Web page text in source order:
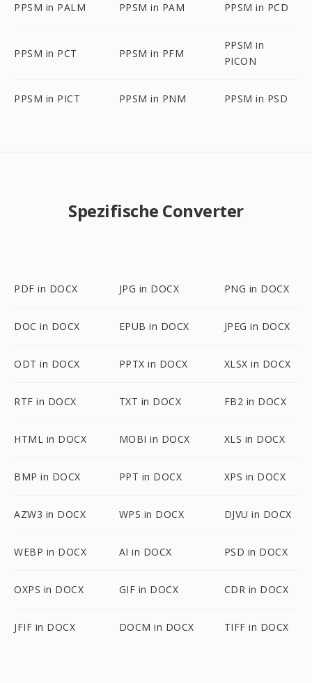
PPSM in PALM PPSM in PAM PPSM in PCD
PPSM in PCT PPSM in PFM
PPSM in
PICON
PPSM in PICT PPSM in PNM PPSM in PSD
Spezifische Converter
PDF in DOCX JPG in DOCX PNG in DOCX
DOC in DOCX EPUB in DOCX JPEG in DOCX
ODT in DOCX PPTX in DOCX XLSX in DOCX
RTF in DOCX TXT in DOCX FB2 in DOCX
HTML in DOCX MOBI in DOCX XLS in DOCX
BMP in DOCX PPT in DOCX XPS in DOCX
AZW3 in DOCX WPS in DOCX DJVU in DOCX
WEBP in DOCX AI in DOCX PSD in DOCX
OXPS in DOCX GIF in DOCX CDR in DOCX
JFIF in DOCX DOCM in DOCX TIFF in DOCX